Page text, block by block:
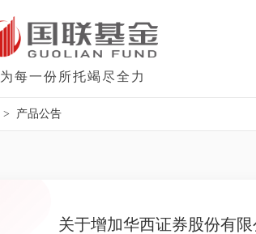
为每一份所托竭尽全力
> 产品公告
关于增加华西证券股份有